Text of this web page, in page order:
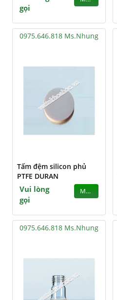
gọi
0975.646.818 Ms.Nhung
Tấm đệm silicon phủ
PTFE DURAN
Vui lòng
gọi
MUA
0975.646.818 Ms.Nhung